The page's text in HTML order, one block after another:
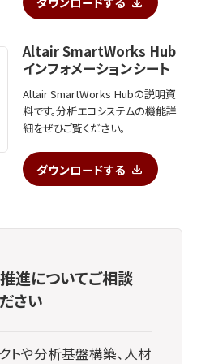
Altair SmartWorks Hub
インフォメーションシート
Altair SmartWorks Hubの説明資
料です。分析エコシステムの機能詳
細をぜひご覧ください。
ダウンロードする
進についてご相談
さい
トや分析基盤構築、人材